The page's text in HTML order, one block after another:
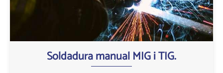
Soldadura manual MIG i TIG.